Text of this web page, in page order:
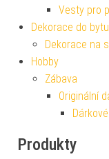
Vesty pro
Dekorace do bytu
Dekorace na
Hobby
Zábava
Originální
Produkty